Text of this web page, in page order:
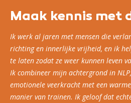
Maak kennis met
Ik werk al jaren met mensen die
richting en innerlijke vrijheid, en ik
te laten zodat ze weer kunnen leven
Ik combineer mijn achtergrond in
emotionele veerkracht met een
manier van trainen. Ik geloof dat